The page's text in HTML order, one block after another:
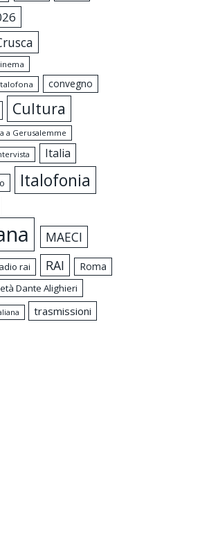
convegno
Cultura
a Gerusalemme
Italia
Italofonia
MAECI
rai RAI
Roma
Dante Alighieri
trasmissioni